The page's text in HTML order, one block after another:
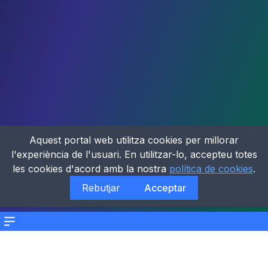
Menu
Aquest portal web utilitza cookies per millorar
l'experiència de l'usuari. En utilitzar-lo, accepteu totes
les cookies d'acord amb la nostra política de cookies.
Rebutjar
Acceptar